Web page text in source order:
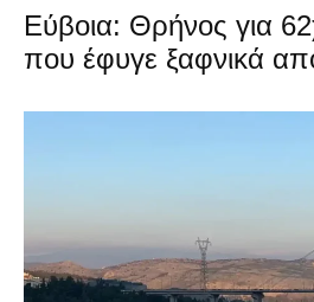
Εύβοια: Θρήνος για
που έφυγε ξαφνικά